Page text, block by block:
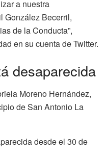
desde el 30 de
de Cintya fue encontrado
un taxi con placas de
Iztacalco, Ciudad de